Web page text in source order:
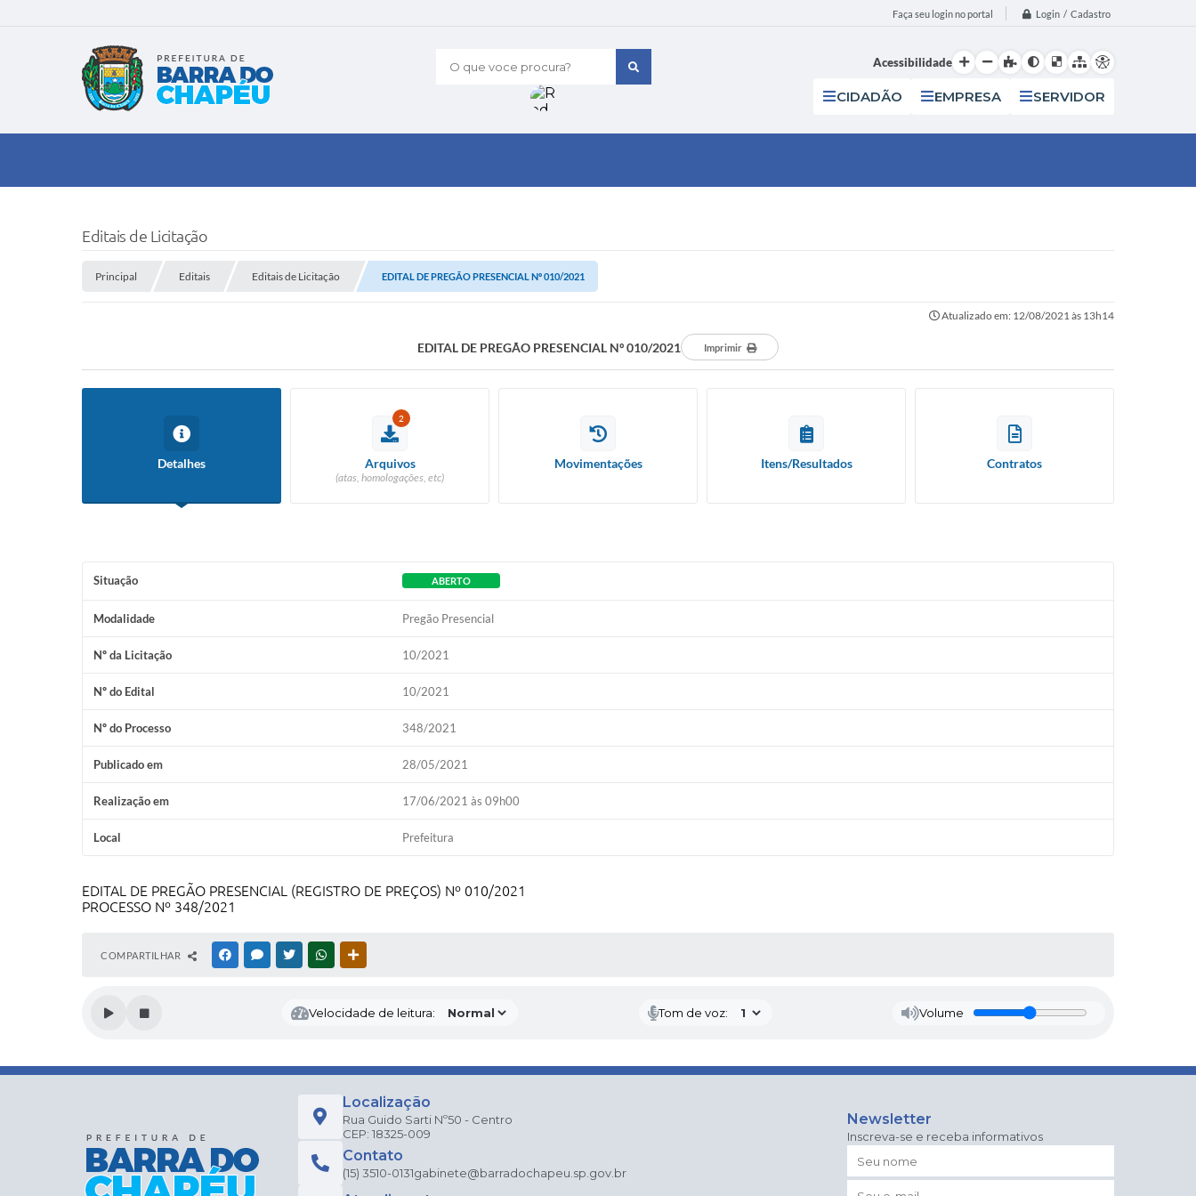
Faça seu login no portal Login / Cadastro
O que voce procura? Acessibilidade
CIDADÃO EMPRESA SERVIDOR
Editais de Licitação
Principal Editais Editais de Licitação EDITAL DE PREGÃO PRESENCIAL Nº 010/2021
Atualizado em: 12/08/2021 às 13h14
EDITAL DE PREGÃO PRESENCIAL Nº 010/2021 Imprimir
Detalhes
2
Arquivos
(atas, homologações, etc)
Movimentações Itens/Resultados Contratos
Situação ABERTO
Modalidade Pregão Presencial
Nº da Licitação 10/2021
Nº do Edital 10/2021
Nº do Processo 348/2021
Publicado em 28/05/2021
Realização em 17/06/2021 às 09h00
Local Prefeitura
EDITAL DE PREGÃO PRESENCIAL (REGISTRO DE PREÇOS) Nº 010/2021
PROCESSO Nº 348/2021
COMPARTILHAR FACEBOOKMESSENGER
TWITTERWHATSAPP
Velocidade de leitura: Tom de voz: Volume
Localização
Rua Guido Sarti Nº50 - Centro
CEP: 18325-009
Contato
(15) 3510-0131gabinete@barradochapeu.sp.gov.br
Newsletter
Inscreva-se e receba informativos